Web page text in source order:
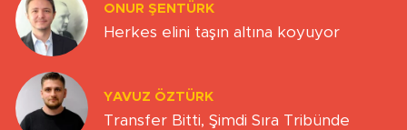
ONUR ŞENTÜRK
Herkes elini taşın altına koyuyor
YAVUZ ÖZTÜRK
Transfer Bitti, Şimdi Sıra Tribünde